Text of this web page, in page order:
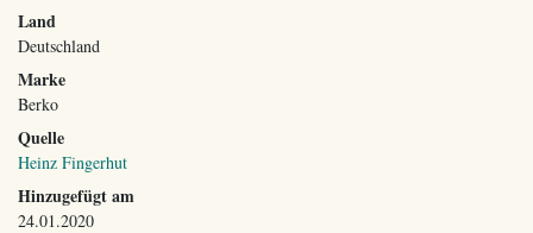
Land
Deutschland
Marke
Berko
Quelle
Heinz Fingerhut
Hinzugefügt am
24.01.2020